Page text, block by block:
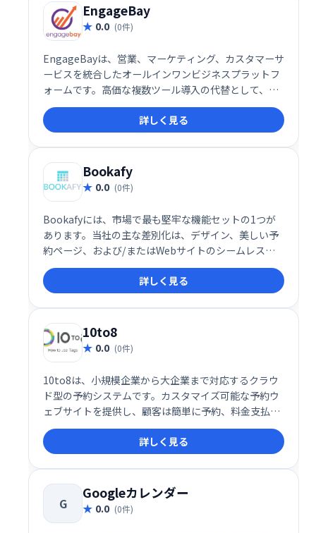
EngageBay
0.0 (0件)
EngageBayは、営業、マーケティング、カスタマーサ
ービスを統合したオールインワンビジネスプラットフ
ォームです。高価な複数ツール導入の代替として、電
子メールマーケティング、CRM、販売管理、ライブチ
ャット、マーケティングオートメーションなどを提供
します。直感的なインターフェースでビジネスの維
持・成長を支援します。
詳しく見る
Bookafy
0.0 (0件)
Bookafyには、市場で最も堅牢な機能セットの1つが
あります。当社の主な差別化は、デザイン、美しい予
約ページ、および/またはWebサイトのシームレスな
ライトボックス統合です（無料でインストールできま
す）。
詳しく見る
10to8
0.0 (0件)
10to8は、小規模企業から大企業まで対応するクラウ
ド型の予約システムです。カスタマイズ可能な予約ウ
ェブサイトを提供し、顧客は簡単に予約、料金支払
い、予約変更などが可能です。Gmail、Outlookなど
との連携もスムーズで、複数カレンダーの管理や、メ
ール・SMSリマインダー送信、顧客データ保存なども
可能です。効率的な予約管理で、業務をスムーズに進
めましょう。
詳しく見る
G
Googleカレンダー
0.0 (0件)